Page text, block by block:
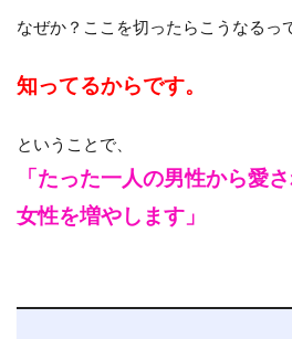
なぜか？ここを切ったらこうなるっ
知ってるからです。
ということで、
「たった一人の男性から愛
女性を増やします」